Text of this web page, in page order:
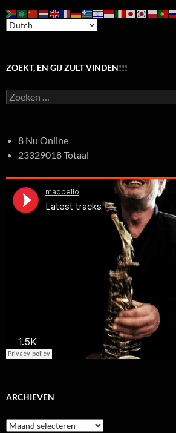
ZOEKT, EN GIJ ZULT VINDEN!!!
Zoeken
naar:
8 Nu Online
23329018 Totaal
ARCHIEVEN
Archieven